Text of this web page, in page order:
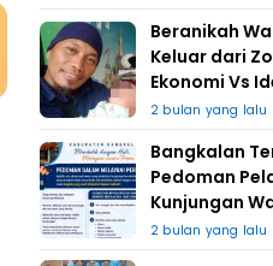
Beranikah
Keluar dari
Ekonomi Vs
Jurnalistik
2 bulan yang lalu
Bangkalan
Pedoman
Kunjungan
Redaksi :
Lari
2 bulan yang lalu